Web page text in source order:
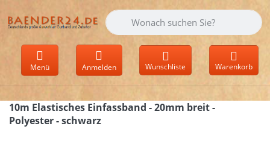
Geben Sie einen Suchbegriff ein.
Menü Anmelden Wunschliste Warenkorb
10m Elastisches Einfassband - 20mm breit -
Polyester - schwarz